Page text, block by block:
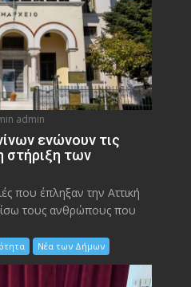
admin
ενώνουν τις
στήριξη των
που έπληξαν την Αττική
τους ανθρώπους που
Νέα των Δήμων